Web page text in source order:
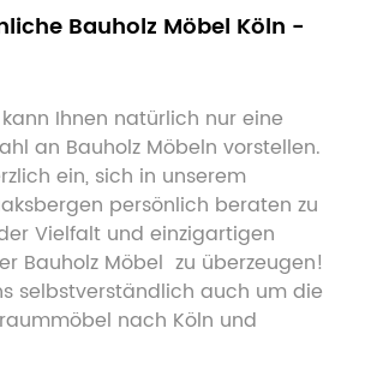
Bauholz Möbel Köln -
Ihnen natürlich nur eine
an Bauholz Möbeln vorstellen.
ein, sich in unserem
persönlich beraten zu
Vielfalt und einzigartigen
Bauholz Möbel zu überzeugen!
selbstverständlich auch um die
nach Köln und